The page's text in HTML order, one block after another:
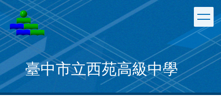
跳
到
主
要
內
容
區
臺中市立西苑高級中學